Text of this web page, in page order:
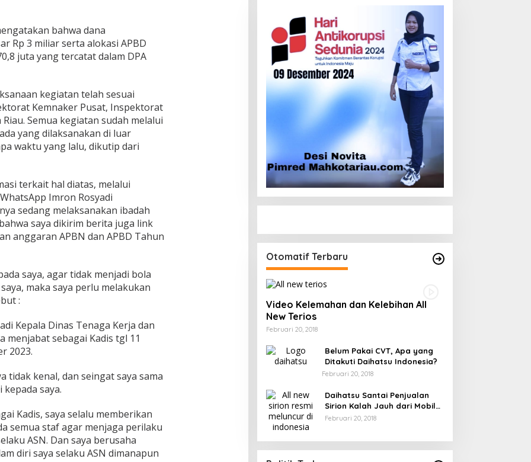
bahwa dana
Rp 3 miliar serta alokasi APBD
juta yang tercatat dalam DPA
kegiatan telah sesuai
Kemnaker Pusat, Inspektorat
Semua kegiatan sudah melalui
yang dilaksanakan di luar
waktu yang lalu, dikutip dari
terkait hal diatas, melalui
Imron Rosyadi
sedang melaksanakan ibadah
saya dikirim berita juga link
anggaran APBN dan APBD Tahun
saya, agar tidak menjadi bola
maka saya perlu melakukan
:
Kepala Dinas Tenaga Kerja dan
menjabat sebagai Kadis tgl 11
2023.
tidak kenal, dan seingat saya sama
saya.
Kadis, saya selalu memberikan
semua staf agar menjaga perilaku
ASN. Dan saya berusaha
diri saya selaku ASN dimanapun
Otomatif Terbaru
Video Kelemahan dan Kelebihan All
New Terios
Februari 20, 2018
Belum Pakai CVT, Apa yang
Ditakuti Daihatsu Indonesia?
Februari 20, 2018
Daihatsu Santai Penjualan
Sirion Kalah Jauh dari Mobil
LCGC
Februari 20, 2018
Ini Dia Hubungan Partai Garuda Strategi PPP Menangkan Duet